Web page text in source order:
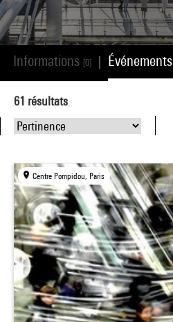
Informations [0] Événements
61 résultats
Centre Pompidou, Paris